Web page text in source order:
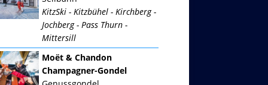
KitzSki - Kitzbühel - Kirchberg -
Jochberg - Pass Thurn -
Mittersill
Moët & Chandon
Champagner-Gondel